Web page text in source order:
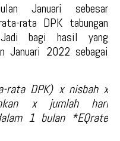
Januari sebesar
rata DPK tabungan
Jadi bagi hasil yang
Januari 2022 sebagai
rata DPK) x nisbah x
x jumlah hari
1 bulan *EQrate